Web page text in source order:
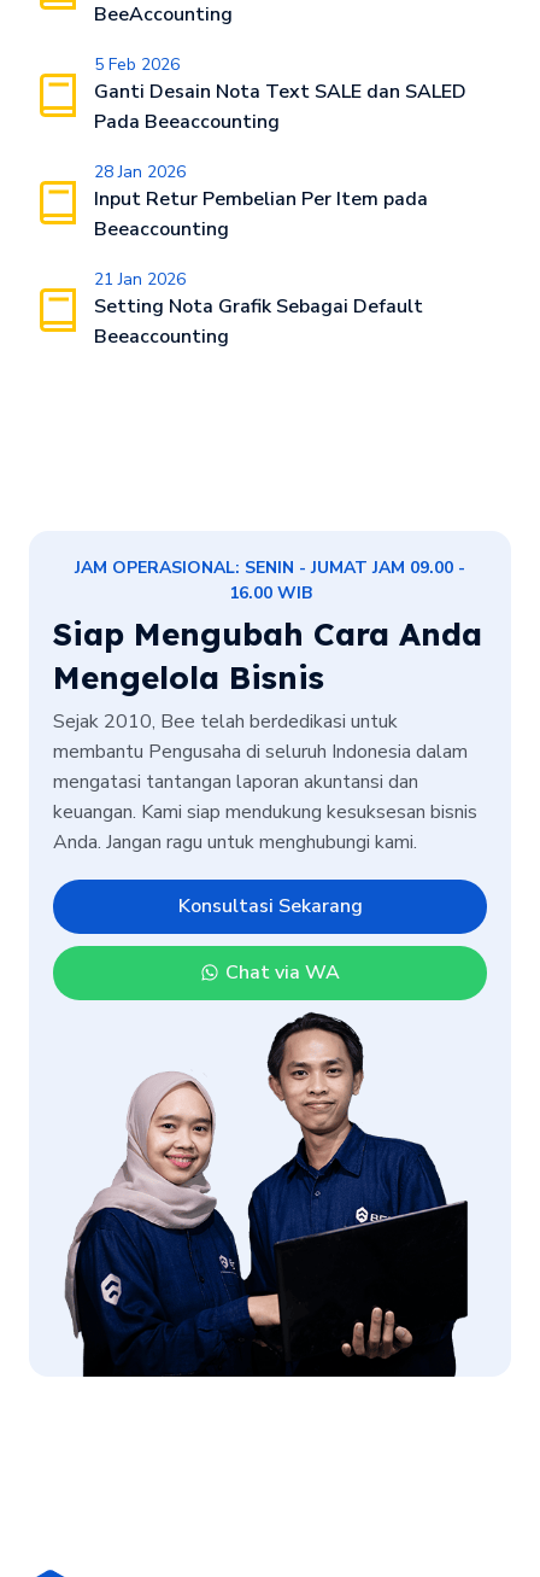
BeeAccounting
5 Feb 2026
Ganti Desain Nota Text SALE dan SALED
Pada Beeaccounting
28 Jan 2026
Input Retur Pembelian Per Item pada
Beeaccounting
21 Jan 2026
Setting Nota Grafik Sebagai Default
Beeaccounting
JAM OPERASIONAL: SENIN - JUMAT JAM 09.00 -
16.00 WIB
Siap Mengubah Cara Anda
Mengelola Bisnis
Sejak 2010, Bee telah berdedikasi untuk
membantu Pengusaha di seluruh Indonesia dalam
mengatasi tantangan laporan akuntansi dan
keuangan. Kami siap mendukung kesuksesan bisnis
Anda. Jangan ragu untuk menghubungi kami.
Konsultasi Sekarang
Chat via WA